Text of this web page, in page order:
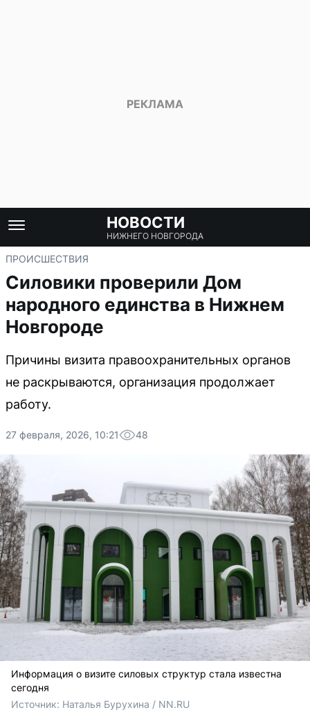
НОВОСТИ
НИЖНЕГО НОВГОРОДА
ПРОИСШЕСТВИЯ
Силовики проверили Дом
народного единства в Нижнем
Новгороде
Причины визита правоохранительных органов
не раскрываются, организация продолжает
работу.
27 февраля, 2026, 10:21 48
Информация о визите силовых структур стала известна
сегодня
Источник: Наталья Бурухина / NN.RU